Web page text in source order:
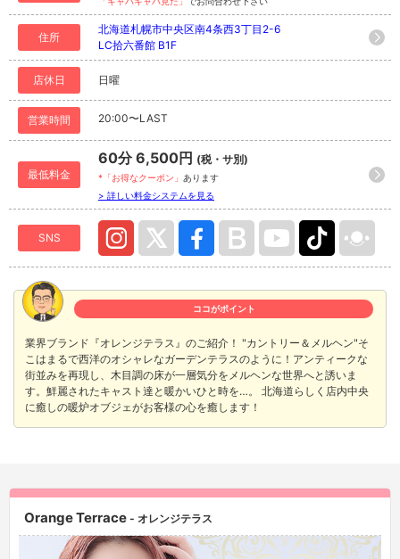
住所
北海道札幌市中央区南4条西3丁目2-6
LC拾六番館 B1F
店休日 日曜
営業時間 20:00〜LAST
最低料金
60分 6,500円 (税・サ別)
*「お得なクーポン」 あります
> 詳しい料金システムを見る
SNS
ココがポイント
業界ブランド『オレンジテラス』のご紹介！ "カントリー＆メルヘン"そ
こはまるで西洋のオシャレなガーデンテラスのように！アンティークな
街並みを再現し、木目調の床が一層気分をメルヘンな世界へと誘いま
す。鮮麗されたキャスト達と暖かいひと時を…。 北海道らしく店内中央
に癒しの暖炉オブジェがお客様の心を癒します！
Orange Terrace - オレンジテラス